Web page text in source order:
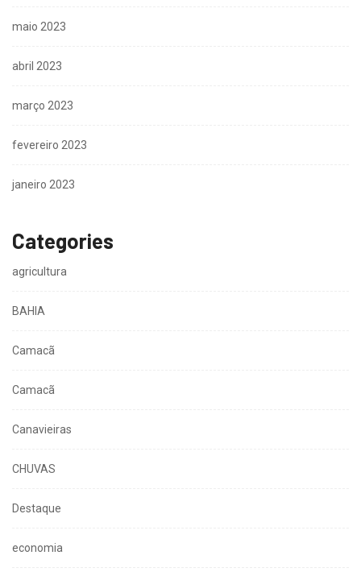
maio 2023
abril 2023
março 2023
fevereiro 2023
janeiro 2023
Categories
agricultura
BAHIA
Camacã
Camacã
Canavieiras
CHUVAS
Destaque
economia